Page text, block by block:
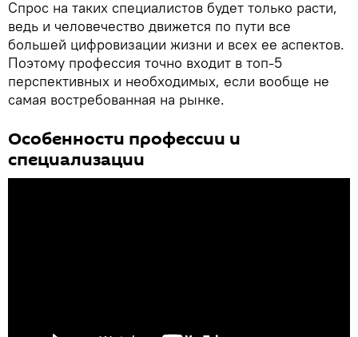
Спрос на таких специалистов будет только расти,
ведь и человечество движется по пути все
большей цифровизации жизни и всех ее аспектов.
Поэтому профессия точно входит в топ-5
перспективных и необходимых, если вообще не
самая востребованная на рынке.
Особенности профессии и
специализации